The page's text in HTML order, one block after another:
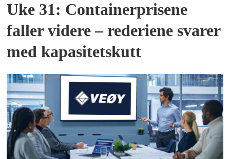
Uke 31: Containerprisene
faller videre – rederiene svarer
med kapasitetskutt